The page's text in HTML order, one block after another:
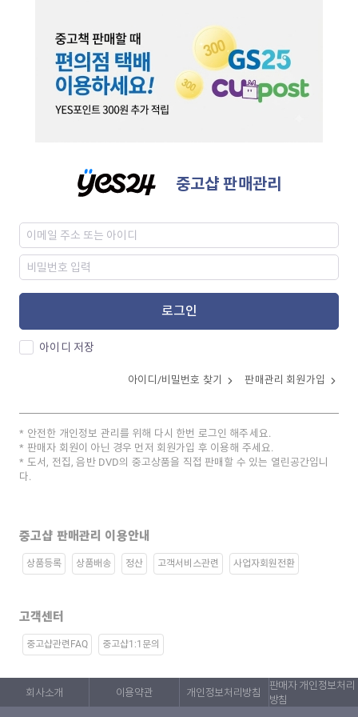
중고샵 판매관리
로그인
아이디 저장
아이디/비밀번호 찾기 판매관리 회원가입
안전한 개인정보 관리를 위해 다시 한번 로그인 해주세요.
판매자 회원이 아닌 경우 먼저 회원가입 후 이용해 주세요.
도서, 전집, 음반 DVD의 중고상품을 직접 판매할 수 있는 열린공간입니
다.
중고샵 판매관리 이용안내
상품등록 상품배송 정산 고객서비스관련 사업자회원전환
고객센터
중고샵관련FAQ 중고샵1:1문의
회사소개 이용약관 개인정보처리방침
판매자 개인정보처리
방침